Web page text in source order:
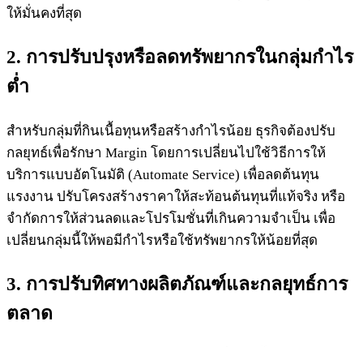
ให้มั่นคงที่สุด
2. การปรับปรุงหรือลดทรัพยากรในกลุ่มกำไร
ต่ำ
สำหรับกลุ่มที่กินเนื้อทุนหรือสร้างกำไรน้อย ธุรกิจต้องปรับ
กลยุทธ์เพื่อรักษา Margin โดยการเปลี่ยนไปใช้วิธีการให้
บริการแบบอัตโนมัติ (Automate Service) เพื่อลดต้นทุน
แรงงาน ปรับโครงสร้างราคาให้สะท้อนต้นทุนที่แท้จริง หรือ
จำกัดการให้ส่วนลดและโปรโมชั่นที่เกินความจำเป็น เพื่อ
เปลี่ยนกลุ่มนี้ให้พอมีกำไรหรือใช้ทรัพยากรให้น้อยที่สุด
3. การปรับทิศทางผลิตภัณฑ์และกลยุทธ์การ
ตลาด